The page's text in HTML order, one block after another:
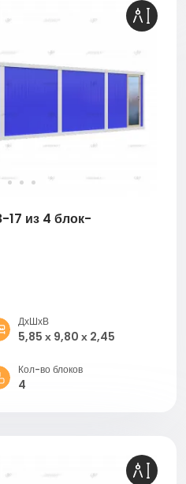
17 из 4 блок-
ДхШхВ
5,85 х 9,80 х 2,45
Кол-во блоков
4